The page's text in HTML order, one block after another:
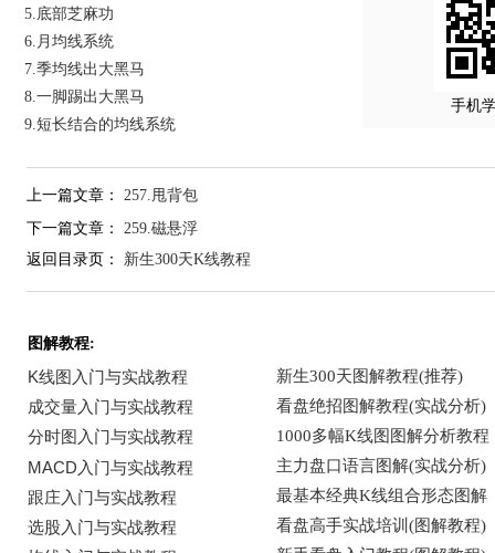
5.底部芝麻功
6.月均线系统
7.季均线出大黑马
8.一脚踢出大黑马
9.短长结合的均线系统
手机
上一篇文章： 257.甩背包
下一篇文章： 259.磁悬浮
返回目录页： 新生300天K线教程
图解教程: